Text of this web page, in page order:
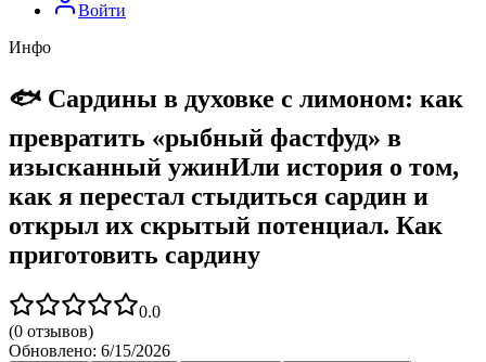
Войти
Инфо
🐟 Сардины в духовке с лимоном: как
превратить «рыбный фастфуд» в
изысканный ужинИли история о том,
как я перестал стыдиться сардин и
открыл их скрытый потенциал. Как
приготовить сардину
0.0
(0 отзывов)
Обновлено: 6/15/2026